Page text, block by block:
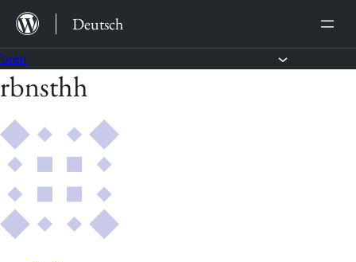
Zum
Inhalt
springen
Deutsch
Zum
springen
rbnsthh